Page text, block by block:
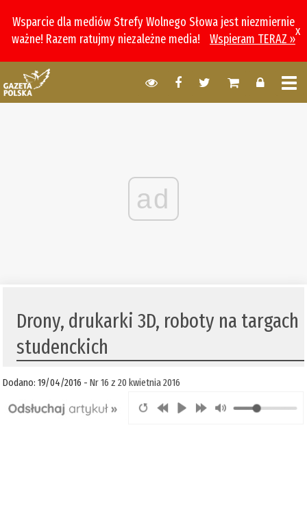
Wsparcie dla mediów Strefy Wolnego Słowa jest niezmiernie
ważne! Razem ratujmy niezależne media!
Wspieram TERAZ »
x
ad
Drony, drukarki 3D, roboty na targach
studenckich
Dodano: 19/04/2016 -Nr 16 z 20 kwietnia 2016